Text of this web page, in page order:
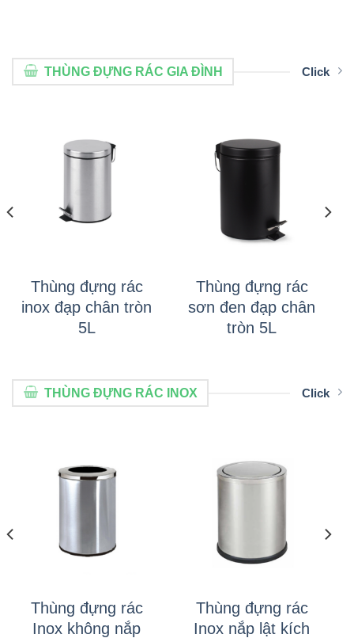
THÙNG ĐỰNG RÁC GIA ĐÌNH Click
Thùng đựng rác
inox đạp chân tròn
5L
Thùng đựng rác
sơn đen đạp chân
tròn 5L
THÙNG ĐỰNG RÁC INOX Click
Thùng đựng rác
Inox không nắp
Thùng đựng rác
Inox nắp lật kích